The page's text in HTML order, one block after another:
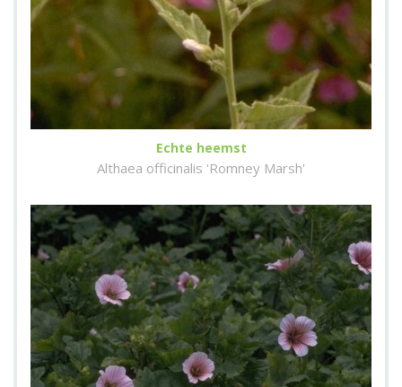
Echte heemst
Althaea officinalis 'Romney Marsh'